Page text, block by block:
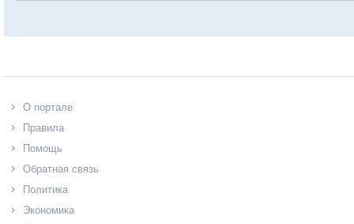
О портале
Правила
Помощь
Обратная связь
Политика
Экономика